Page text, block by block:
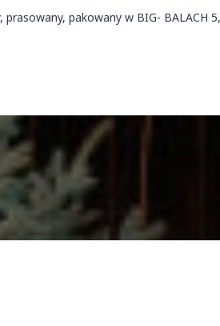
pakowany w BIG- BALACH